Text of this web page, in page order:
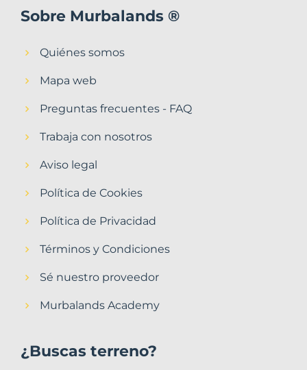
Sobre Murbalands ®
Quiénes somos
Mapa web
Preguntas frecuentes - FAQ
Trabaja con nosotros
Aviso legal
Política de Cookies
Política de Privacidad
Términos y Condiciones
Sé nuestro proveedor
Murbalands Academy
¿Buscas terreno?